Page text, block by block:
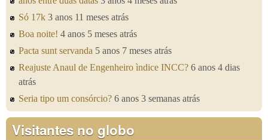
Só 17k 3 anos 11 meses atrás
Boa noite! 4 anos 5 meses atrás
Pacta sunt servanda 5 anos 7 meses atrás
Reajuste Anaul de Engenheiro ìndice INCC? 6 anos 4 dias
atrás
Seria tipo um consórcio? 6 anos 3 semanas atrás
Visitantes no globo